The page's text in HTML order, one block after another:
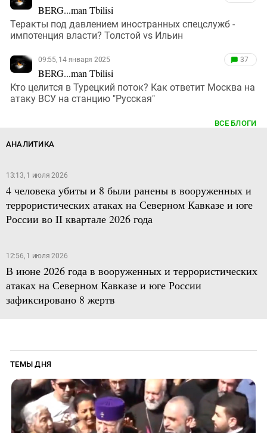
BERG...man Tbilisi
Теракты под давлением иностранных спецслужб -
импотенция власти? Толстой vs Ильин
09:55, 14 января 2025
BERG...man Tbilisi
37
Кто целится в Турецкий поток? Как ответит Москва на
атаку ВСУ на станцию "Русская"
ВСЕ БЛОГИ
АНАЛИТИКА
13:13, 1 июля 2026
4 человека убиты и 8 были ранены в вооруженных и
террористических атаках на Северном Кавказе и юге
России во II квартале 2026 года
12:56, 1 июля 2026
В июне 2026 года в вооруженных и террористических
атаках на Северном Кавказе и юге России
зафиксировано 8 жертв
ТЕМЫ ДНЯ